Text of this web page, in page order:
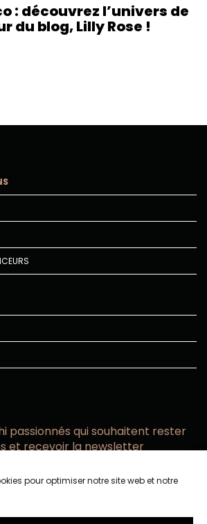
pour optimiser notre site web et notre
: découvrez l’univers de
du blog, Lilly Rose !
passionnés qui souhaitent rester
et recevoir la newsletter